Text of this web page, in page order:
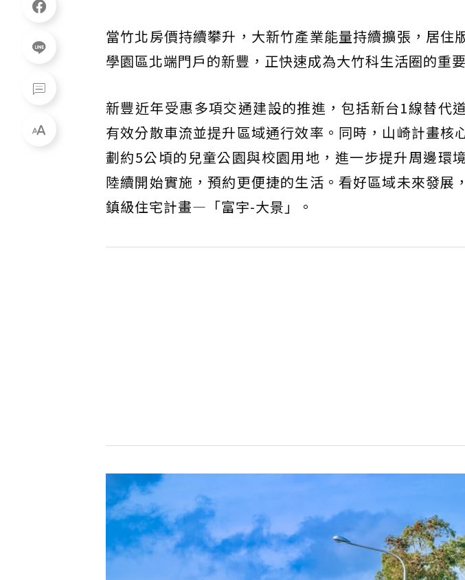
當竹北房價持續攀升，大新竹產業能量持續擴張，居住
學園區北端門戶的新豐，正快速成為大竹科生活圈的重
新豐近年受惠多項交通建設的推進，包括新台1線替代
有效分散車流並提升區域通行效率。同時，山崎計畫核
劃約5公頃的兒童公園與校園用地，進一步提升周邊環
陸續開始實施，預約更便捷的生活。看好區域未來發展
鎮級住宅計畫—「富宇-大景」。